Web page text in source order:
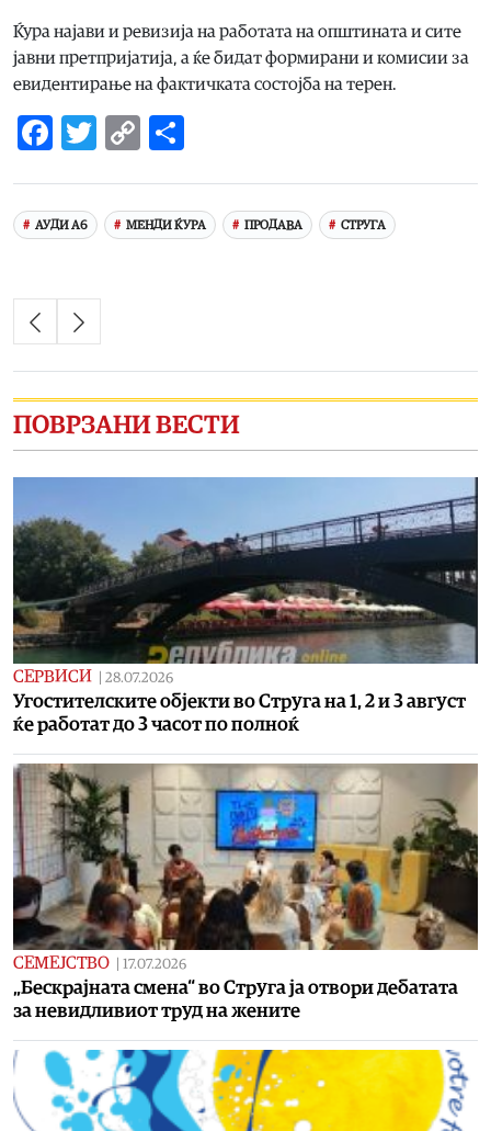
Ќура најави и ревизија на работата на општината и сите
јавни претпријатија, а ќе бидат формирани и комисии за
евидентирање на фактичката состојба на терен.
Facebook
Twitter
Copy
АУДИ А6 МЕНДИ ЌУРА ПРОДАВА СТРУГА
ПОВРЗАНИ ВЕСТИ
СЕРВИСИ 28.07.2026
Угостителските објекти во Струга на 1, 2 и 3 август
ќе работат до 3 часот по полноќ
СЕМЕЈСТВО 17.07.2026
„Бескрајната смена“ во Струга ја отвори дебатата
за невидливиот труд на жените